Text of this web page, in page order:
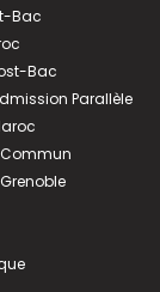
Bac
Bac
Parallèle
Commun